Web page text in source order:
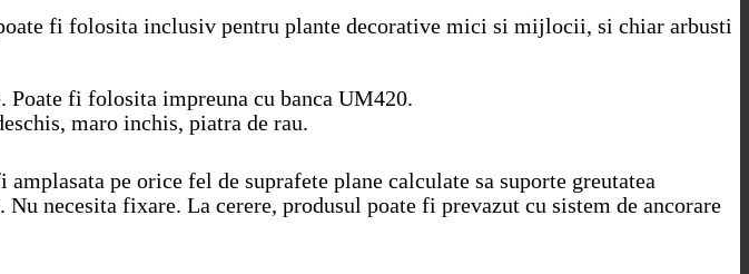
fi folosita inclusiv pentru plante decorative mici si mijlocii, si chiar arbusti
fi folosita impreuna cu banca UM420.
maro inchis, piatra de rau.
pe orice fel de suprafete plane calculate sa suporte greutatea
necesita fixare. La cerere, produsul poate fi prevazut cu sistem de ancorare